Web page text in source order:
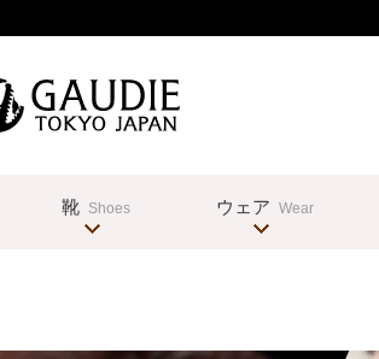
靴 Shoes ウェア Wear